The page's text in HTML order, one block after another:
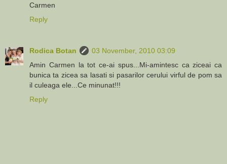
Carmen
Reply
Rodica Botan
03 November, 2010 03:09
Amin Carmen la tot ce-ai spus...Mi-amintesc ca ziceai ca
bunica ta zicea sa lasati si pasarilor cerului virful de pom sa
il culeaga ele...Ce minunat!!!
Reply